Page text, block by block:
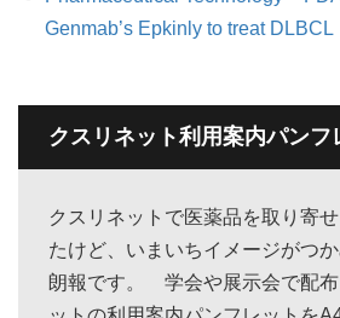
Genmab’s Epkinly to treat DLBCL
クスリネット利用案内パンフ
クスリネットで医薬品を取り寄
たけど、いまいちイメージがつ
朗報です。 学会や展示会で配